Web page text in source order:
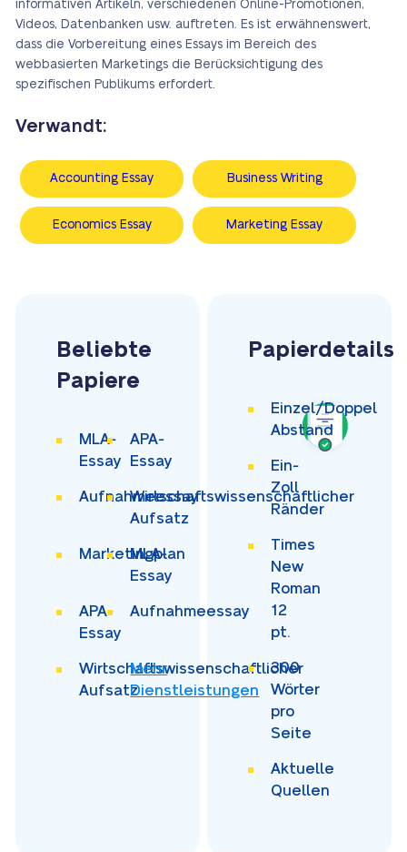
informativen Artikeln, verschiedenen Online-Promotionen,
Videos, Datenbanken usw. auftreten. Es ist erwähnenswert,
dass die Vorbereitung eines Essays im Bereich des
webbasierten Marketings die Berücksichtigung des
spezifischen Publikums erfordert.
Verwandt:
Accounting Essay Business Writing
Economics Essay Marketing Essay
Beliebte
Papiere
MLA-
Essay
APA-
Essay
Aufnahmeessay
Wirtschaftswissenschaftlicher
Aufsatz
Marketingplan
MLA-
Essay
APA-
Essay
Aufnahmeessay
Wirtschaftswissenschaftlicher
Aufsatz
Mehr
Dienstleistungen
Papierdetails
Einzel/Doppel
Abstand
Ein-
Zoll
Ränder
Times
New
Roman
12
pt.
300
Wörter
pro
Seite
Aktuelle
Quellen